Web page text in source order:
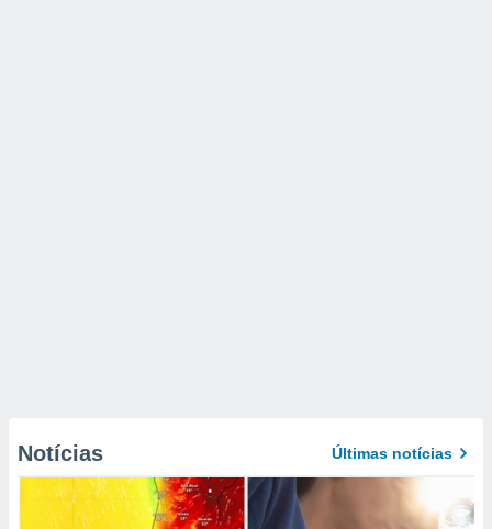
Notícias Últimas notícias